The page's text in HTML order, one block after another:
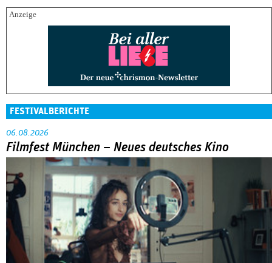
FESTIVALBERICHTE
06.08.2026
Filmfest München – Neues deutsches Kino